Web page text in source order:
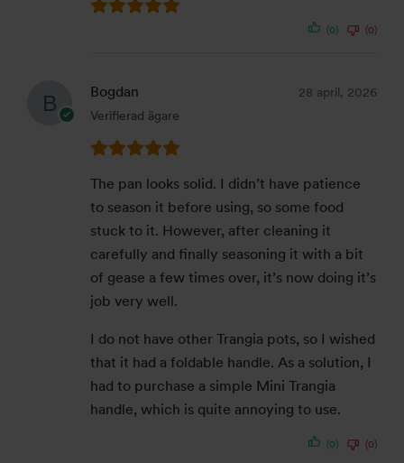
(0) (0)
Bogdan
Verifierad ägare
28 april, 2026
The pan looks solid. I didn’t have patience
to season it before using, so some food
stuck to it. However, after cleaning it
carefully and finally seasoning it with a bit
of gease a few times over, it’s now doing it’s
job very well.
I do not have other Trangia pots, so I wished
that it had a foldable handle. As a solution, I
had to purchase a simple Mini Trangia
handle, which is quite annoying to use.
(0) (0)